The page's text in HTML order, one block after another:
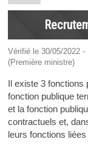
Vérifié le 30/05/2022
(Première ministre)
Il existe 3 fonctions
fonction publique
et la fonction
contractuels et,
leurs fonctions